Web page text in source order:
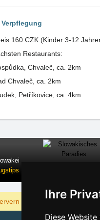
Ihre
Diese
Verpflegung
160 CZK (Kinder 3-12
Restaurants:
Chvaleč, ca. 2km
Chvaleč, ca. 2km
Petříkovice, ca. 4km
am billigsten?